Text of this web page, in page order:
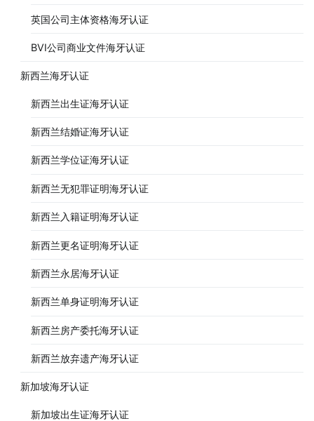
英国公司主体资格海牙认证
BVI公司商业文件海牙认证
新西兰海牙认证
新西兰出生证海牙认证
新西兰结婚证海牙认证
新西兰学位证海牙认证
新西兰无犯罪证明海牙认证
新西兰入籍证明海牙认证
新西兰更名证明海牙认证
新西兰永居海牙认证
新西兰单身证明海牙认证
新西兰房产委托海牙认证
新西兰放弃遗产海牙认证
新加坡海牙认证
新加坡出生证海牙认证